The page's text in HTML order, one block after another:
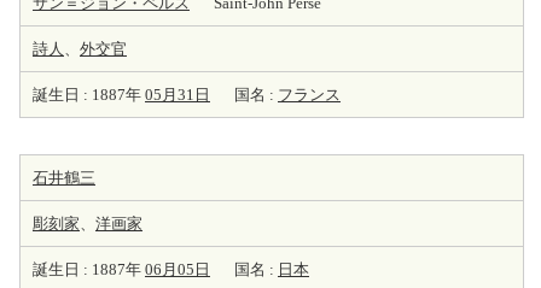
詩人 、 外交官
誕生日 : 1887年 05月31日 国名 : フランス
石井鶴三
彫刻家、 洋画家
誕生日 : 1887年 06月05日 国名 : 日本